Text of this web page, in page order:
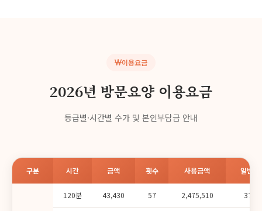
이용요금
2026년 방문요양 이용요금
등급별·시간별 수가 및 본인부담금 안내
구분 시간 금액 횟수 사용금액 일반
120분 43,430 57 2,475,510